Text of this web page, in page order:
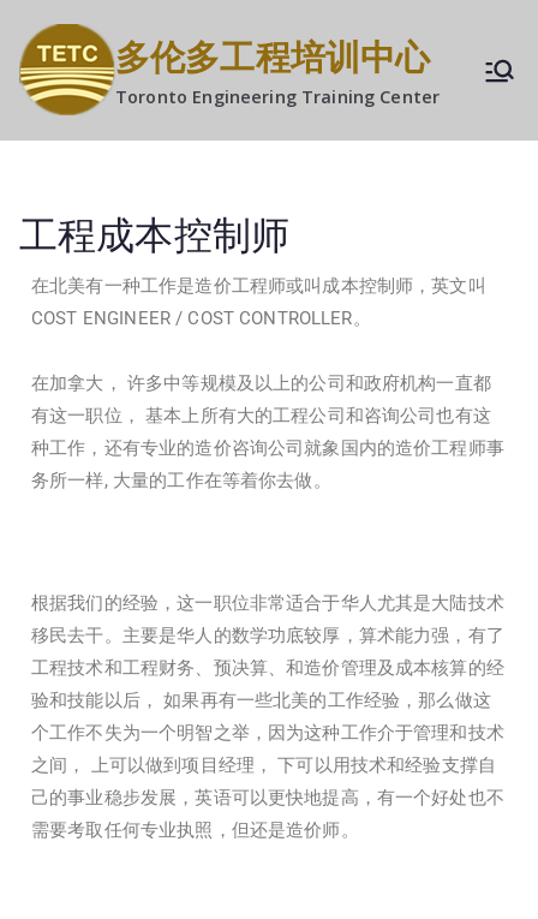
多伦多工程培训中心
Toronto Engineering Training Center
工程成本控制师
在北美有一种工作是造价工程师或叫成本控制师，英文叫
COST ENGINEER / COST CONTROLLER。
在加拿大， 许多中等规模及以上的公司和政府机构一直都
有这一职位， 基本上所有大的工程公司和咨询公司也有这
种工作，还有专业的造价咨询公司就象国内的造价工程师事
务所一样, 大量的工作在等着你去做。
根据我们的经验，这一职位非常适合于华人尤其是大陆技术
移民去干。主要是华人的数学功底较厚，算术能力强，有了
工程技术和工程财务、预决算、和造价管理及成本核算的经
验和技能以后， 如果再有一些北美的工作经验，那么做这
个工作不失为一个明智之举，因为这种工作介于管理和技术
之间， 上可以做到项目经理， 下可以用技术和经验支撑自
己的事业稳步发展，英语可以更快地提高，有一个好处也不
需要考取任何专业执照，但还是造价师。